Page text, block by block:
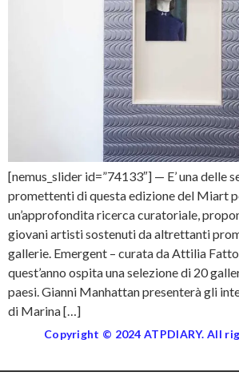
[nemus_slider id=”74133″] — E’ una delle
promettenti di questa edizione del Miart
un’approfondita ricerca curatoriale,
giovani artisti sostenuti da altrettanti
gallerie. Emergent – curata da Attilia
quest’anno ospita una selezione di 20
paesi. Gianni Manhattan presenterà gli
di Marina […]
Copyright © 2024 ATPDIARY. All